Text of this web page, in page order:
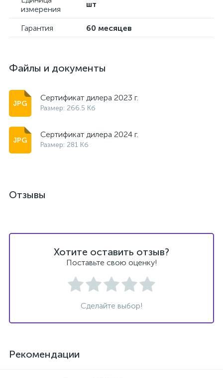
измерения
шт
Гарантия 60 месяцев
Файлы и документы
Сертификат дилера 2023 г.
Размер: 266.5 Кб
Сертификат дилера 2024 г.
Размер: 281 Кб
Отзывы
Хотите оставить отзыв?
Поставьте свою оценку!
Сделайте выбор!
Рекомендации